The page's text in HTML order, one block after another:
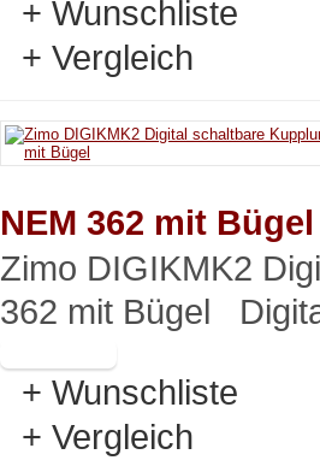
+ Wunschliste
+ Vergleich
NEM 362 mit Bügel
Zimo DIGIKMK2
362 mit Bügel
+ Wunschliste
+ Vergleich